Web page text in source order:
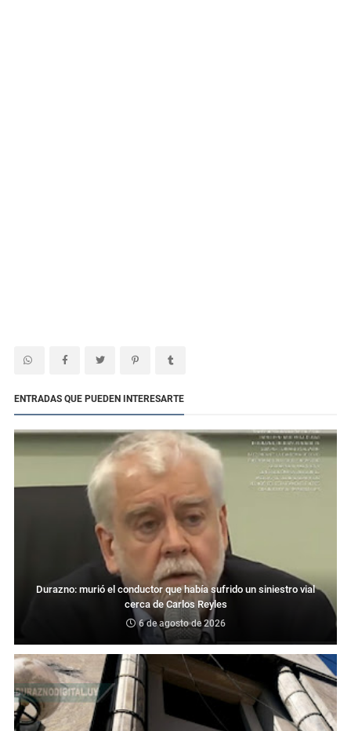
ENTRADAS QUE PUEDEN INTERESARTE
Durazno: murió el conductor que había sufrido un siniestro vial
cerca de Carlos Reyles
6 de agosto de 2026